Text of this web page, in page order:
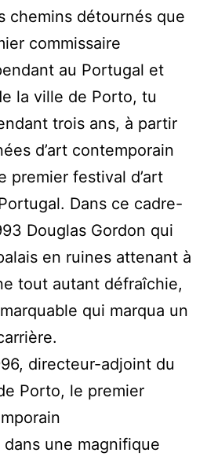
chemins détournés que
commissaire
au Portugal et
la ville de Porto, tu
trois ans, à partir
d’art contemporain
premier festival d’art
Dans ce cadre-
Douglas Gordon qui
en ruines attenant à
tout autant défraîchie,
qui marqua un
directeur-adjoint du
Porto, le premier
une magnifique